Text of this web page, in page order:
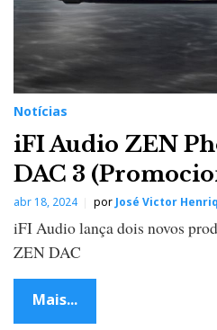
Notícias
iFI Audio ZEN
DAC 3
abr 18, 2024 por José Victor
iFI Audio lança dois novos
ZEN DAC
Mais...